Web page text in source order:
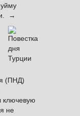
→
(ПНД)
ключевую
не